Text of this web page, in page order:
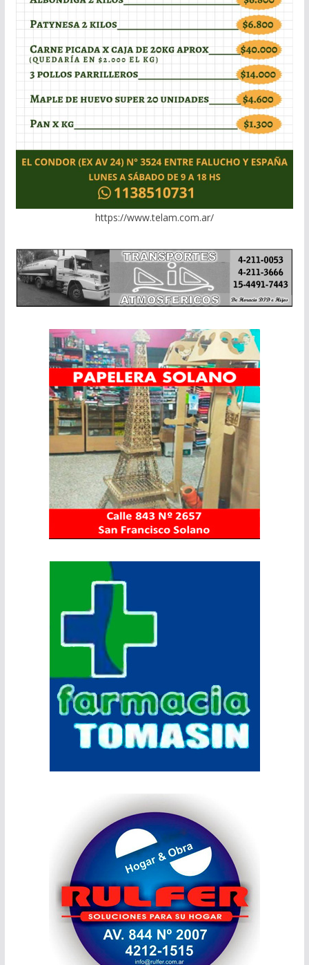
https://www.telam.com.ar/